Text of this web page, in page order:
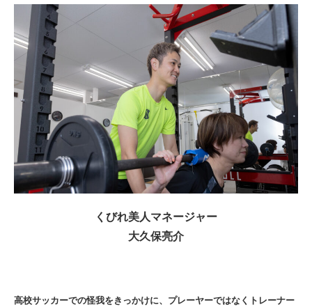
くびれ美人マネージャー
大久保亮介
高校サッカーでの怪我をきっかけに、プレーヤーではなくトレーナー